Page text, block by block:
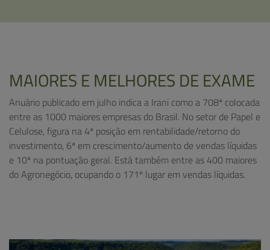
MAIORES E MELHORES DE EXAME
Anuário publicado em julho indica a Irani como a 708ª colocada
entre as 1000 maiores empresas do Brasil. No setor de Papel e
Celulose, figura na 4ª posição em rentabilidade/retorno do
investimento, 6ª em crescimento/aumento de vendas líquidas
e 10ª na pontuação geral. Está também entre as 400 maiores
do Agronegócio, ocupando o 171º lugar em vendas líquidas.